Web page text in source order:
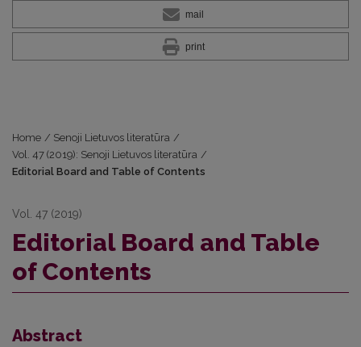
mail
print
Home / Senoji Lietuvos literatūra /
Vol. 47 (2019): Senoji Lietuvos literatūra /
Editorial Board and Table of Contents
Vol. 47 (2019)
Editorial Board and Table
of Contents
Abstract